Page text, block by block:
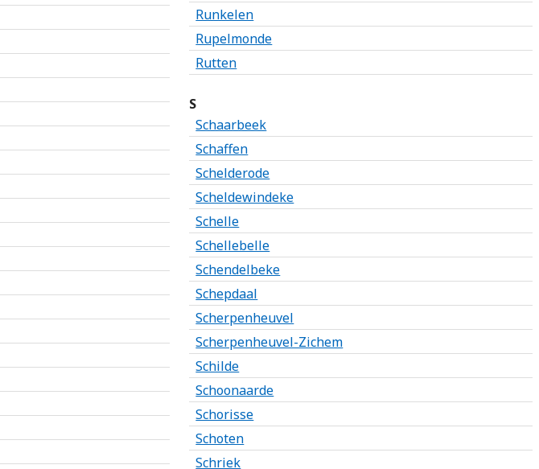
Runkelen
Rupelmonde
Rutten
S
Schaarbeek
Schaffen
Schelderode
Scheldewindeke
Schelle
Schellebelle
Schendelbeke
Schepdaal
Scherpenheuvel
Scherpenheuvel-Zichem
Schilde
Schoonaarde
Schorisse
Schoten
Schriek